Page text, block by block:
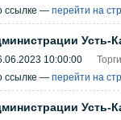
ссылке — перейти на
Усть-
10:00:00
ссылке — перейти на
Усть-